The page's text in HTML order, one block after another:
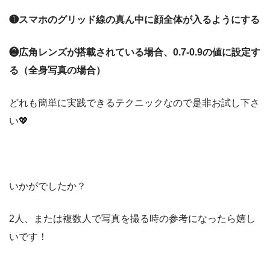
❶スマホのグリッド線の真ん中に顔全体が入るようにする
❷広角レンズが搭載されている場合、0.7-0.9の値に設定す
る（全身写真の場合）
どれも簡単に実践できるテクニックなので是非お試し下さ
い💖
いかがでしたか？
2人、または複数人で写真を撮る時の参考になったら嬉し
いです！